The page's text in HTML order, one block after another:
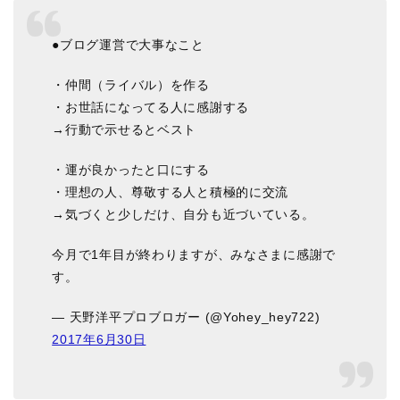
●ブログ運営で大事なこと
・仲間（ライバル）を作る
・お世話になってる人に感謝する
→行動で示せるとベスト
・運が良かったと口にする
・理想の人、尊敬する人と積極的に交流
→気づくと少しだけ、自分も近づいている。
今月で1年目が終わりますが、みなさまに感謝で
す。
— 天野洋平プロブロガー (@Yohey_hey722)
2017年6月30日